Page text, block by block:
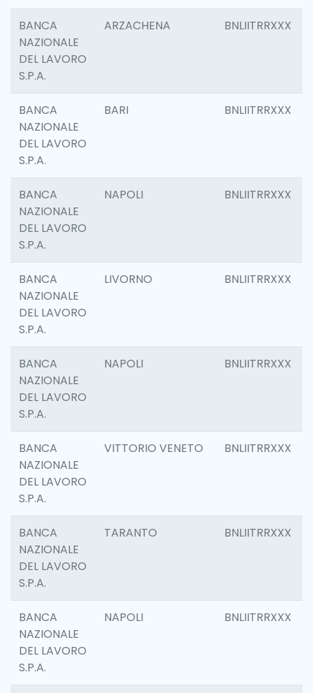
BANCA
NAZIONALE
DEL LAVORO
S.P.A.
ARZACHENA BNLIITRRXXX
BANCA
NAZIONALE
DEL LAVORO
S.P.A.
BARI BNLIITRRXXX
BANCA
NAZIONALE
DEL LAVORO
S.P.A.
NAPOLI BNLIITRRXXX
BANCA
NAZIONALE
DEL LAVORO
S.P.A.
LIVORNO BNLIITRRXXX
BANCA
NAZIONALE
DEL LAVORO
S.P.A.
NAPOLI BNLIITRRXXX
BANCA
NAZIONALE
DEL LAVORO
S.P.A.
VITTORIO VENETO BNLIITRRXXX
BANCA
NAZIONALE
DEL LAVORO
S.P.A.
TARANTO BNLIITRRXXX
BANCA
NAZIONALE
DEL LAVORO
S.P.A.
NAPOLI BNLIITRRXXX